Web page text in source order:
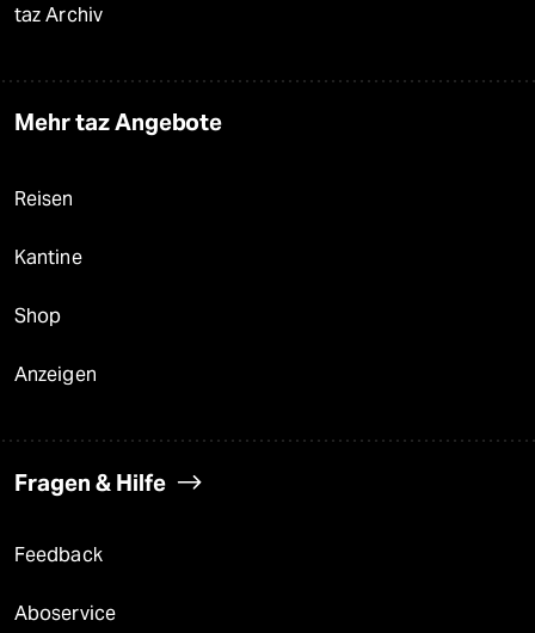
taz Archiv
Mehr taz Angebote
Reisen
Kantine
Shop
Anzeigen
Fragen & Hilfe
Feedback
Aboservice